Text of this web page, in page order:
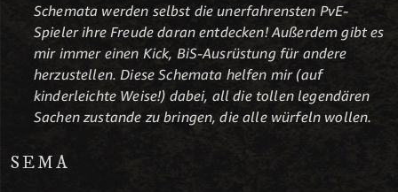
Schemata werden selbst die unerfahrensten PvE-
Spieler ihre Freude daran entdecken! Außerdem gibt es
mir immer einen Kick, BiS-Ausrüstung für andere
herzustellen. Diese Schemata helfen mir (auf
kinderleichte Weise!) dabei, all die tollen legendären
Sachen zustande zu bringen, die alle würfeln wollen.
SEMA